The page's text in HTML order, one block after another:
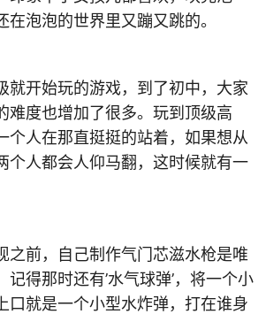
在泡泡的世界里又蹦又跳的。
就开始玩的游戏，到了初中，大家
难度也增加了很多。玩到顶级高
个人在那直挺挺的站着，如果想从
个人都会人仰马翻，这时候就有一
之前，自己制作气门芯滋水枪是唯
得那时还有’水气球弹’，将一个小
口就是一个小型水炸弹，打在谁身